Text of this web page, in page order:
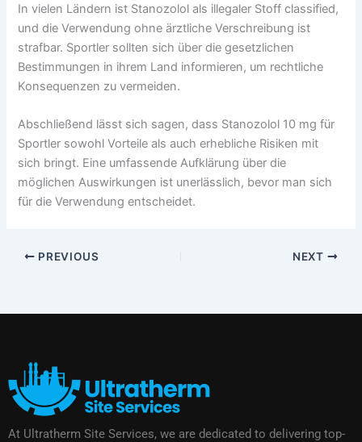
In vielen Ländern ist Stanozolol als illegaler Stoff classified,
und die Verwendung ohne ärztliche Verschreibung ist
strafbar. Sportler sollten sich über die gesetzlichen
Bestimmungen in ihrem Land informieren, um rechtliche
Konsequenzen zu vermeiden.
Abschließend lässt sich sagen, dass Stanozolol 10 mg für
Sportler sowohl Vorteile als auch erhebliche Risiken mit
sich bringt. Eine umfassende Aufklärung über die
möglichen Auswirkungen ist unerlässlich, bevor man sich
für die Verwendung entscheidet.
PREVIOUS NEXT
At Ultratherm Site Services, we are dedicated to delivering top-